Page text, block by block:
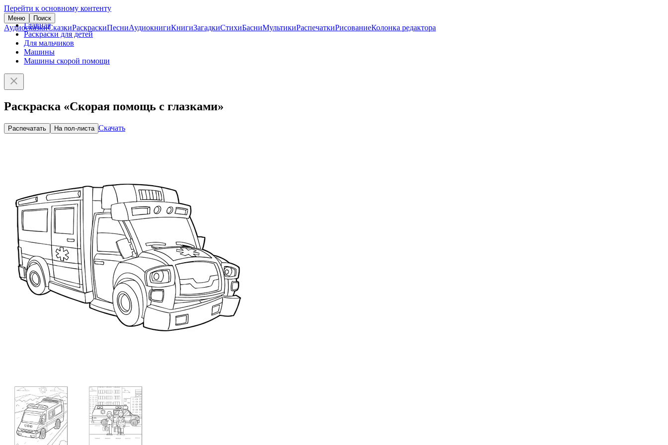
Перейти к основному контенту
Меню Поиск
АудиосказкиСказкиРаскраскиПесниАудиокнигиКнигиЗагадкиСтихиБасниМультикиРаспечаткиРисованиеКолонка редактора
Главная
Раскраски для детей
Для мальчиков
Машины
Машины скорой помощи
Раскраска «Скорая помощь с глазками»
Распечатать На пол-листа Скачать